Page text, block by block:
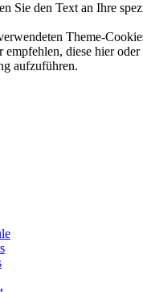
Sie den Text an Ihre
Theme-
diese hier
aufzuführen.